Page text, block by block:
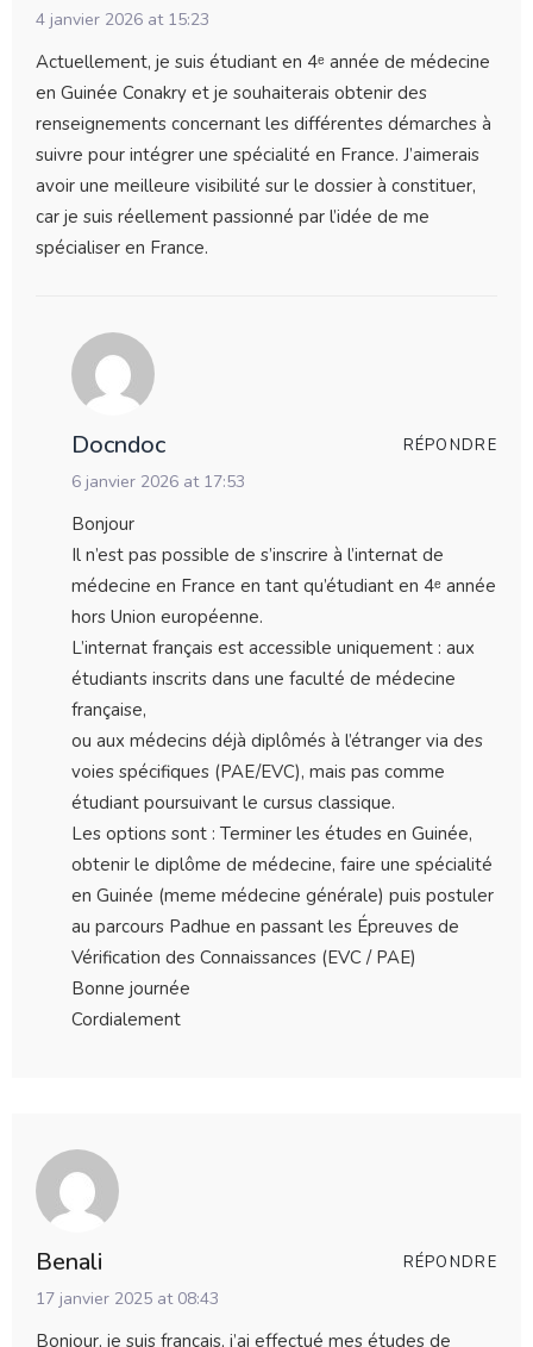
4 janvier 2026 at 15:23
Actuellement, je suis étudiant en 4ᵉ année de médecine
en Guinée Conakry et je souhaiterais obtenir des
renseignements concernant les différentes démarches à
suivre pour intégrer une spécialité en France. J’aimerais
avoir une meilleure visibilité sur le dossier à constituer,
car je suis réellement passionné par l’idée de me
spécialiser en France.
Docndoc
6 janvier 2026 at 17:53
Bonjour
Il n’est pas possible de s’inscrire à l’internat de
médecine en France en tant qu’étudiant en 4ᵉ année
hors Union européenne.
L’internat français est accessible uniquement : aux
étudiants inscrits dans une faculté de médecine
française,
ou aux médecins déjà diplômés à l’étranger via des
voies spécifiques (PAE/EVC), mais pas comme
étudiant poursuivant le cursus classique.
Les options sont : Terminer les études en Guinée,
obtenir le diplôme de médecine, faire une spécialité
en Guinée (meme médecine générale) puis postuler
au parcours Padhue en passant les Épreuves de
Vérification des Connaissances (EVC / PAE)
Bonne journée
Cordialement
RÉPONDRE
Benali
17 janvier 2025 at 08:43
Bonjour, je suis français, j’ai effectué mes études de
RÉPONDRE